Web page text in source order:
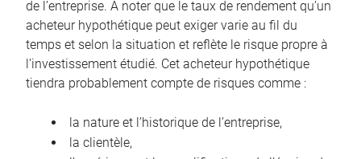
de l’entreprise. À noter que le taux de rendement qu’un
acheteur hypothétique peut exiger varie au fil du
temps et selon la situation et reflète le risque propre à
l’investissement étudié. Cet acheteur hypothétique
tiendra probablement compte de risques comme :
la nature et l’historique de l’entreprise,
la clientèle,